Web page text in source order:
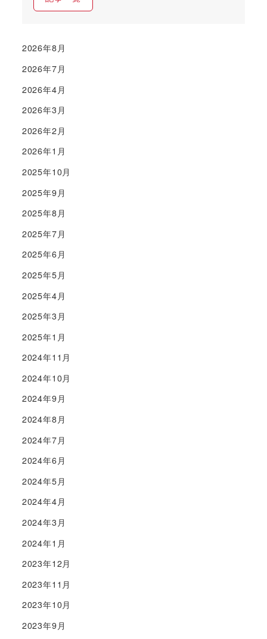
2026年8月
2026年7月
2026年4月
2026年3月
2026年2月
2026年1月
2025年10月
2025年9月
2025年8月
2025年7月
2025年6月
2025年5月
2025年4月
2025年3月
2025年1月
2024年11月
2024年10月
2024年9月
2024年8月
2024年7月
2024年6月
2024年5月
2024年4月
2024年3月
2024年1月
2023年12月
2023年11月
2023年10月
2023年9月